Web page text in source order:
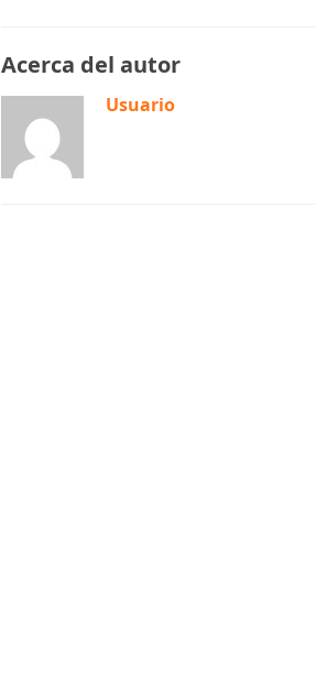
Acerca del autor
Usuario